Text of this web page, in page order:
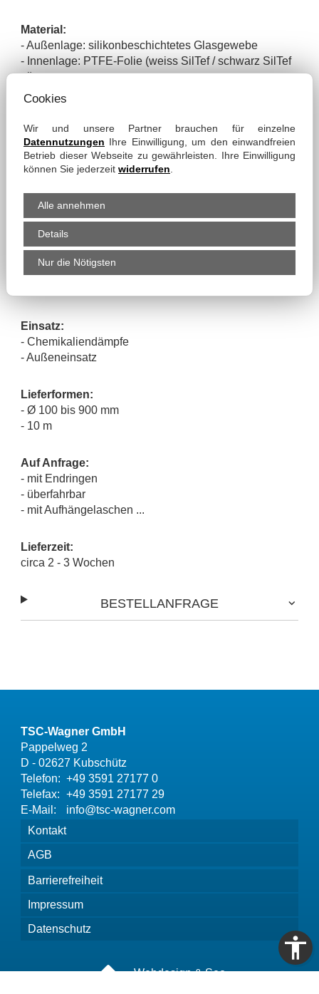
Material:
- Außenlage: silikonbeschichtetes Glasgewebe
- Innenlage: PTFE-Folie (weiss SilTef / schwarz SilTef
el)
- PTFE Garn
- Edelstahl-Federspirale
Eigenschaften:
- gute chemische Beständigkeit
- PTFE-Folie antiadhäsiv
- bedingt vibrationsfest
- robuster als SpiraFlex PTFE
- beidseitig spiralfreie Muffen
- SpiraFlex SilTef el: schwarz, elektrisch leitfähige
Einsatz:
- Chemikaliendämpfe
- Außeneinsatz
Lieferformen:
- Ø 100 bis 900 mm
- 10 m
Auf Anfrage:
- mit Endringen
- überfahrbar
- mit Aufhängelaschen ...
Lieferzeit:
circa 2 - 3 Wochen
BESTELLANFRAGE
TSC-Wagner GmbH
Pappelweg 2
D - 02627 Kubschütz
Telefon: +49 3591 27177 0
Telefax: +49 3591 27177 29
E-Mail:
info@tsc-wagner.com
Kontakt
AGB
Barrierefreiheit
Impressum
Datenschutz
Webdesign & Seo
Cookies
Wir und unsere Partner brauchen für einzelne
Datennutzungen Ihre Einwilligung, um den einwandfreien
Betrieb dieser Webseite zu gewährleisten. Ihre Einwilligung
können Sie jederzeit widerrufen
Alle annehmen
Details
Nur die Nötigsten